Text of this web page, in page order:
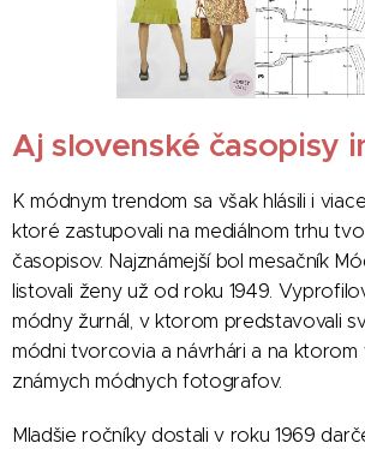
Aj slovenské časopisy
K módnym trendom sa však hlásili i
ktoré zastupovali na mediálnom trhu
časopisov. Najznámejší bol mesačník
listovali ženy už od roku 1949.
módny žurnál, v ktorom predstavovali
módni tvorcovia a návrhári a na
známych módnych fotografov.
Mladšie ročníky dostali v roku 1969